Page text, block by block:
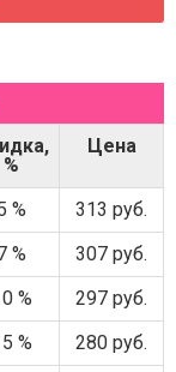
%
Цена
%
313 руб.
%
307 руб.
%
297 руб.
%
280 руб.